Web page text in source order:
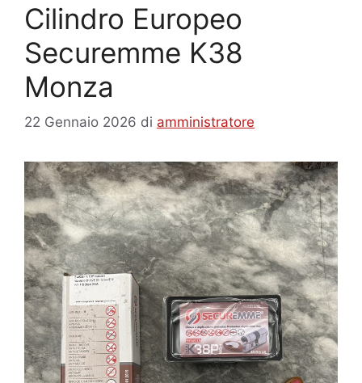
Cilindro Europeo
Securemme K38
Monza
22 Gennaio 2026 di amministratore